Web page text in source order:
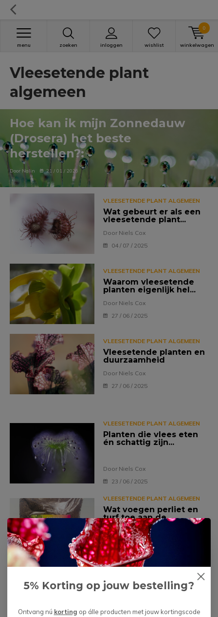
zoeken inloggen
menu wishlist winkelwagen
0
Vleesetende plant
algemeen
Hoe kan ik mijn Zonnedauw
(Drosera) het beste
herstellen?:
Door Nalin 21 / 01 / 2026
VLEESETENDE PLANT ALGEMEEN
Wat gebeurt er als een
vleesetende plant...
Door Niels Cox
04 / 07 / 2025
VLEESETENDE PLANT ALGEMEEN
Waarom vleesetende
planten eigenlijk hel...
Door Niels Cox
27 / 06 / 2025
VLEESETENDE PLANT ALGEMEEN
Vleesetende planten en
duurzaamheid
Door Niels Cox
27 / 06 / 2025
VLEESETENDE PLANT ALGEMEEN
Planten die vlees eten
én schattig zijn...
Door Niels Cox
23 / 06 / 2025
VLEESETENDE PLANT ALGEMEEN
Wat voegen perliet en
turf toe aan de
potgrond van
vleesetende planten?
Door Niels Cox
Tuesday 27 / 08 / 2024
5% Korting op jouw bestelling?
Ontvang nú korting op álle producten met jouw kortingscode